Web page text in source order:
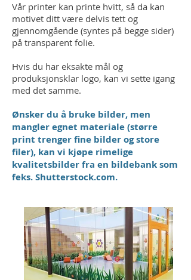
Vår printer kan printe hvitt, så da kan
motivet ditt være delvis tett og
gjennomgående (syntes på begge sider)
på transparent folie.
Hvis du har eksakte mål og
produksjonsklar logo, kan vi sette igang
med det samme.
Ønsker du å bruke bilder, men
mangler egnet materiale (større
print trenger fine bilder og store
filer), kan vi kjøpe rimelige
kvalitetsbilder fra en bildebank som
feks. Shutterstock.com.